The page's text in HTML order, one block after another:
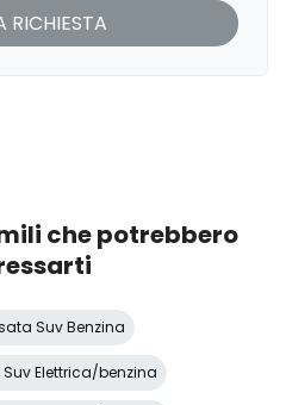
che potrebbero
Suv Benzina
Elettrica/benzina